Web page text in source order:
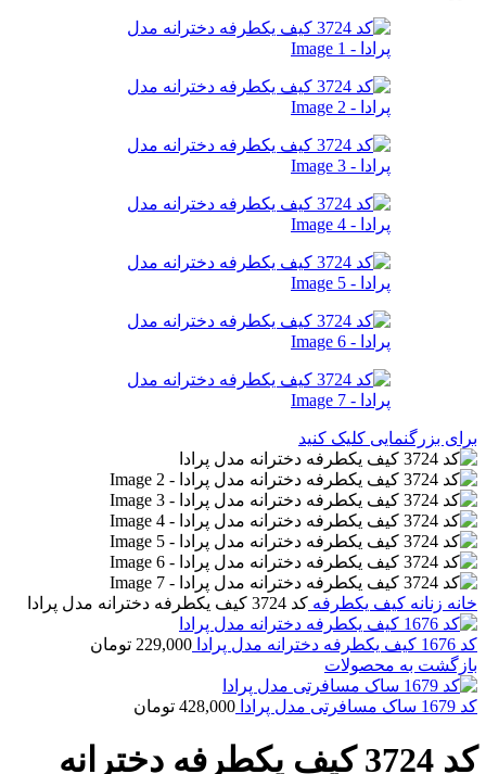
برای بزرگنمایی کلیک کنید
خانه زنانه کیف یکطرفه کد 3724 کیف یکطرفه دخترانه مدل پرادا
کد 1676 کیف یکطرفه دخترانه مدل پرادا 229,000 تومان
بازگشت به محصولات
کد 1679 ساک مسافرتی مدل پرادا 428,000 تومان
کد 3724 کیف یکطرفه دخترانه